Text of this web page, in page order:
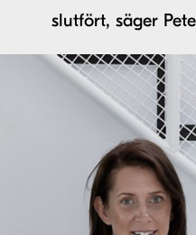
slutfört, säger